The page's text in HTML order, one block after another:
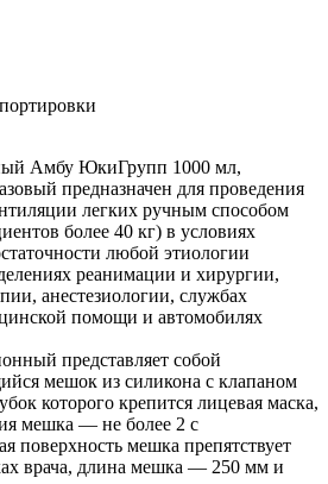
Амбу ЮкиГрупп 1000 мл,
предназначен для проведения
легких ручным способом
более 40 кг) в условиях
любой этиологии
реанимации и хирургии,
анестезиологии, службах
помощи и автомобилях
представляет собой
мешок из силикона с клапаном
которого крепится лицевая маска,
мешка — не более 2 с
поверхность мешка препятствует
врача, длина мешка — 250 мм и